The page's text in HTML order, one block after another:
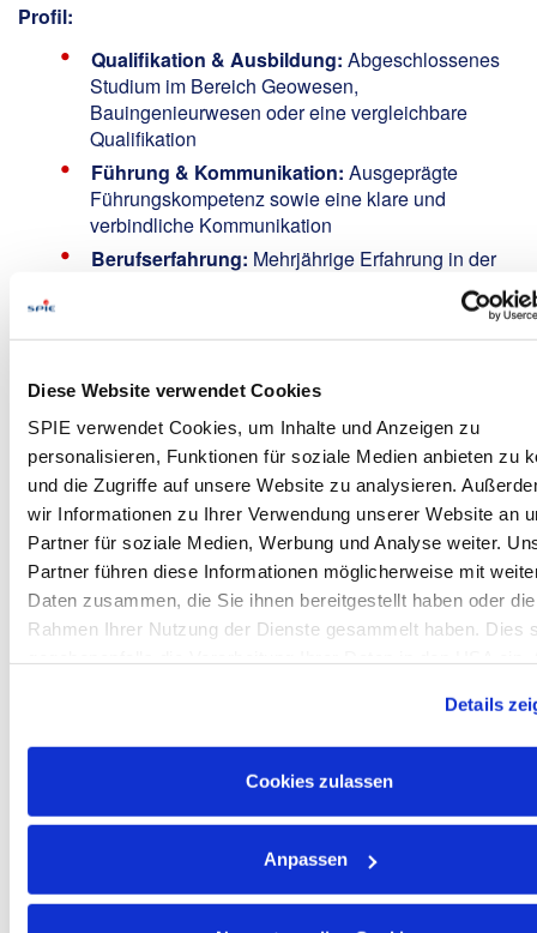
Diese Website verwendet Cookies
SPIE verwendet Cookies, um Inhalte und Anzeigen zu
personalisieren, Funktionen für soziale Medien anbieten zu
und die Zugriffe auf unsere Website zu analysieren.
wir Informationen zu Ihrer Verwendung unserer Website an
Partner für soziale Medien, Werbung und Analyse weiter.
Partner führen diese Informationen möglicherweise mit
Daten zusammen, die Sie ihnen bereitgestellt haben oder
Rahmen Ihrer Nutzung der Dienste gesammelt haben. Dies
Details
Cookies zulassen
Anpassen
Profil:
Qualifikation & Ausbildung: Abgeschlossenes
Studium im Bereich Geowesen,
Bauingenieurwesen oder eine vergleichbare
Qualifikation
Führung & Kommunikation: Ausgeprägte
Führungskompetenz sowie eine klare und
verbindliche Kommunikation
Berufserfahrung: Mehrjährige Erfahrung in der
Projektmanagement &
Projektverantwortung inklusive Budget- und
Ergebnissteuerung
Fachliche & technische Kompetenzen:Sicherer
Umgang mit gängigen Planungstools (z. B. QGIS,
AutoCAD)
Arbeitsweise & Mindset:Unternehmerisches
Denken sowie eine eigenverantwortliche und
strukturierte Arbeitsweise
Attraktive Vergütung:Gehalt, Weihnachtsgeld
und Mitarbeiter-Aktienbeteiligungsprogramm.
Karriereperspektiven, individuelle fachliche und
persönliche Weiterbildungen über die SPIE